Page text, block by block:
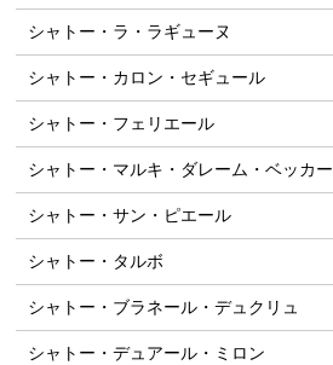
シャトー・ラ・ラギューヌ
シャトー・カロン・セギュール
シャトー・フェリエール
シャトー・マルキ・ダレーム・ベッカー
シャトー・サン・ピエール
シャトー・タルボ
シャトー・ブラネール・デュクリュ
シャトー・デュアール・ミロン